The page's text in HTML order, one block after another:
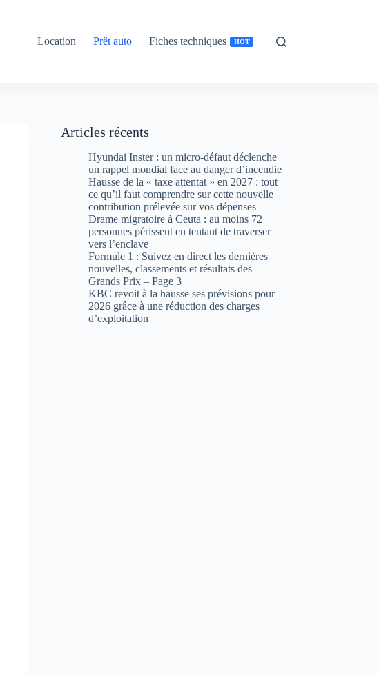
Location Prêt auto Fiches techniques HOT
Articles récents
Hyundai Inster : un micro-défaut déclenche
un rappel mondial face au danger d’incendie
Hausse de la « taxe attentat » en 2027 : tout
ce qu’il faut comprendre sur cette nouvelle
contribution prélevée sur vos dépenses
Drame migratoire à Ceuta : au moins 72
personnes périssent en tentant de traverser
vers l’enclave
Formule 1 : Suivez en direct les dernières
nouvelles, classements et résultats des
Grands Prix – Page 3
KBC revoit à la hausse ses prévisions pour
2026 grâce à une réduction des charges
d’exploitation